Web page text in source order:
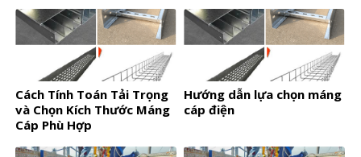
Cách Tính Toán Tải Trọng
và Chọn Kích Thước Máng
Cáp Phù Hợp
Hướng dẫn lựa chọn máng
cáp điện